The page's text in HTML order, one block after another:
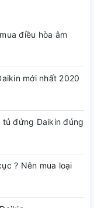
điều hòa âm
mới nhất 2020
đứng Daikin đúng
? Nên mua loại